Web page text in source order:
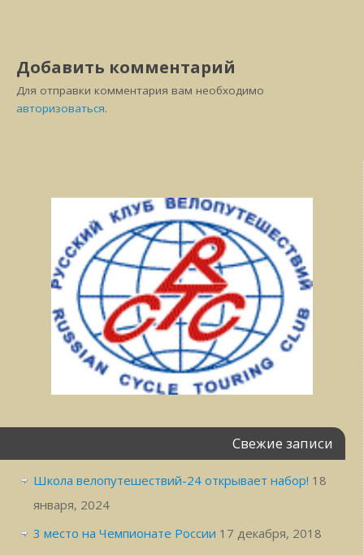
Добавить комментарий
Для отправки комментария вам необходимо
авторизоваться.
Свежие записи
Школа велопутешествий-24 открывает набор! 18
января, 2024
3 место на Чемпионате России 17 декабря, 2018